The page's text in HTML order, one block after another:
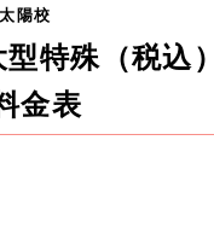
陽校
特殊（税込
金表